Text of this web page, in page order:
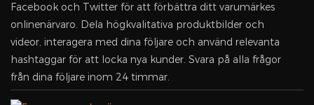
Facebook och Twitter för att förbättra ditt varumärkes
onlinenärvaro. Dela högkvalitativa produktbilder och
videor, interagera med dina följare och använd relevanta
hashtaggar för att locka nya kunder. Svara på alla frågor
från dina följare inom 24 timmar.